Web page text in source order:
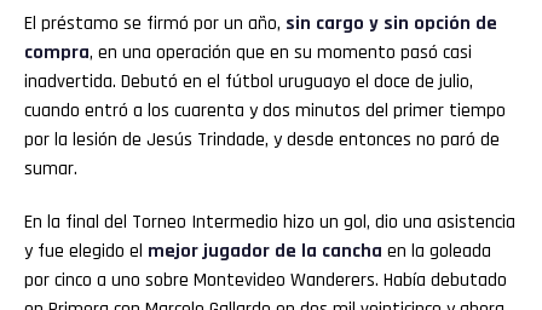
El préstamo se firmó por un año, sin cargo y sin opción de
compra, en una operación que en su momento pasó casi
inadvertida. Debutó en el fútbol uruguayo el doce de julio,
cuando entró a los cuarenta y dos minutos del primer tiempo
por la lesión de Jesús Trindade, y desde entonces no paró de
sumar.
En la final del Torneo Intermedio hizo un gol, dio una asistencia
y fue elegido el mejor jugador de la cancha en la goleada
por cinco a uno sobre Montevideo Wanderers. Había debutado